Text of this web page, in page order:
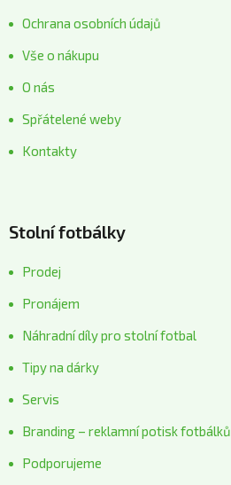
Ochrana osobních údajů
Vše o nákupu
O nás
Spřátelené weby
Kontakty
Stolní fotbálky
Prodej
Pronájem
Náhradní díly pro stolní fotbal
Tipy na dárky
Servis
Branding – reklamní potisk fotbálků
Podporujeme